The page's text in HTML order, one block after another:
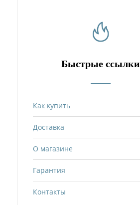
Быстрые ссылки
Как купить
Доставка
О магазине
Гарантия
Контакты